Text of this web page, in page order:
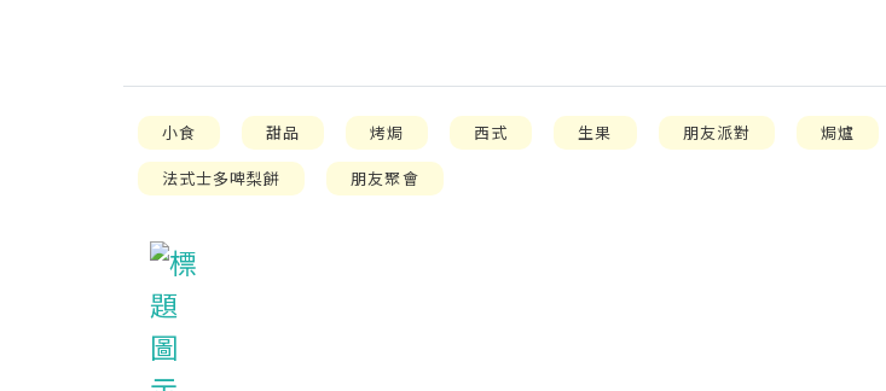
小食 甜品 烤焗 西式 生果 朋友派對 焗爐
法式士多啤梨餅 朋友聚會